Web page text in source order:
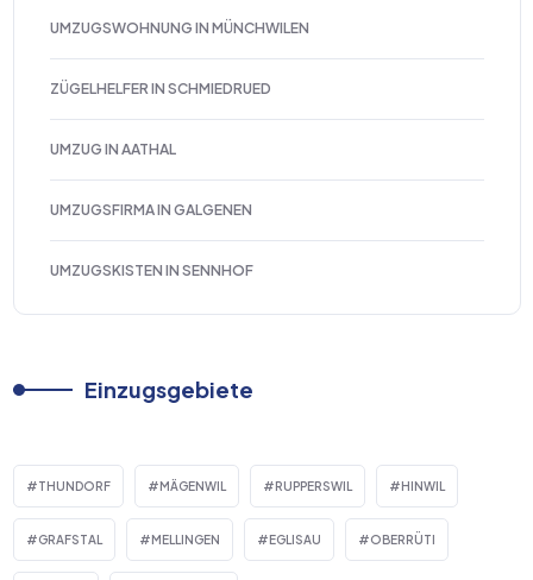
UMZUGSWOHNUNG IN MÜNCHWILEN
ZÜGELHELFER IN SCHMIEDRUED
UMZUG IN AATHAL
UMZUGSFIRMA IN GALGENEN
UMZUGSKISTEN IN SENNHOF
Einzugsgebiete
THUNDORF MÄGENWIL RUPPERSWIL HINWIL
GRAFSTAL MELLINGEN EGLISAU OBERRÜTI